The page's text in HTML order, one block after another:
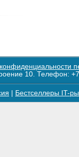
10. Телефон:
Бестселлеры IT-